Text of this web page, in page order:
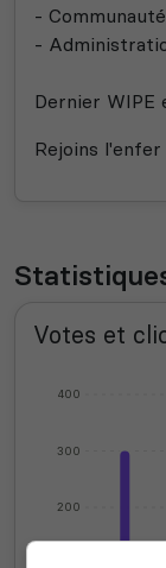
-
-
Dernier WIPE
Rejoins l'enfer
Votes et
200
300
400